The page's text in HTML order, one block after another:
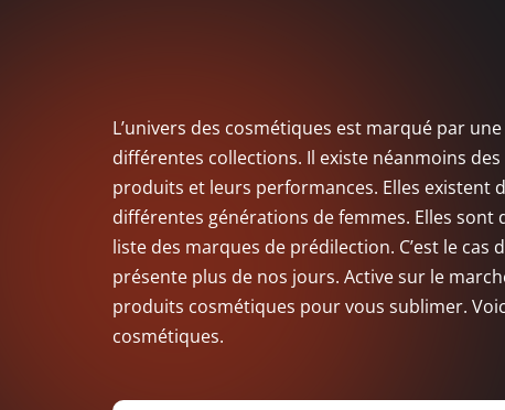
L’univers des cosmétiques est marqué par
différentes collections. Il existe néanmoins
produits et leurs performances. Elles existent
différentes générations de femmes. Elles
liste des marques de prédilection. C’est le
présente plus de nos jours. Active sur le
produits cosmétiques pour vous sublimer.
cosmétiques.